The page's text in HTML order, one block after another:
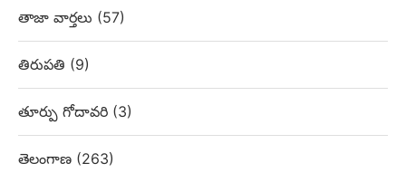
తాజా వార్తలు (57)
తిరుపతి (9)
తూర్పు గోదావరి (3)
తెలంగాణ (263)